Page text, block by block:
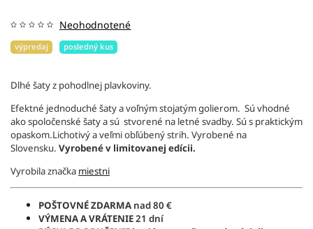
výpredaj posledný kus
Neohodnotené
Dlhé šaty z pohodlnej plavkoviny.
Efektné jednoduché šaty a voľným stojatým golierom. Sú vhodné
ako spoločenské šaty a sú stvorené na letné svadby. Sú s praktickým
opaskom.Lichotivý a veľmi obľúbený strih. Vyrobené na
Slovensku. Vyrobené v limitovanej edícii.
Vyrobila značka miestni
POŠTOVNÉ ZDARMA nad 80 €
VÝMENA A VRÁTENIE21 dní